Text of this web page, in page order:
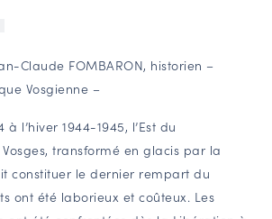
acteurs
Claude FOMBARON, historien –
Vosgienne –
à l’hiver 1944-1945, l’Est du
transformé en glacis par la
constituer le dernier rempart du
ont été laborieux et coûteux. Les